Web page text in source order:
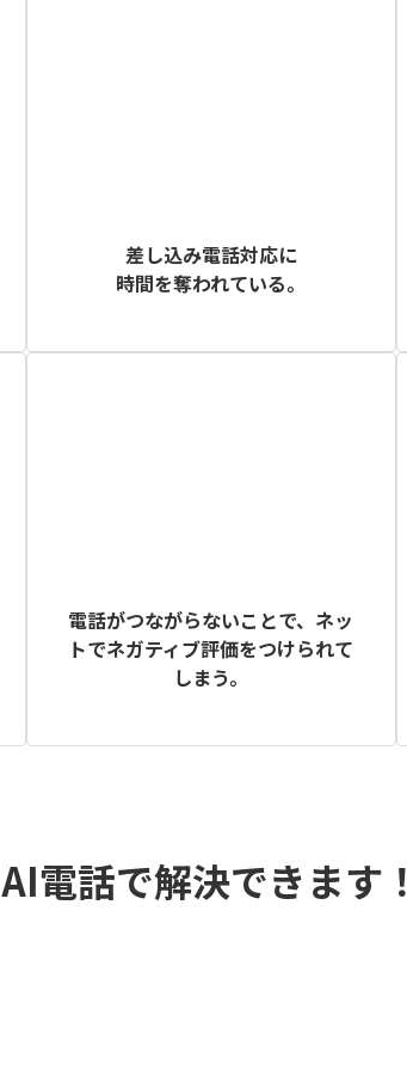
差し込み電話対応に
時間を奪われている。
電話がつながらないことで、ネッ
トでネガティブ評価をつけられて
しまう。
AI電話で解決できます！